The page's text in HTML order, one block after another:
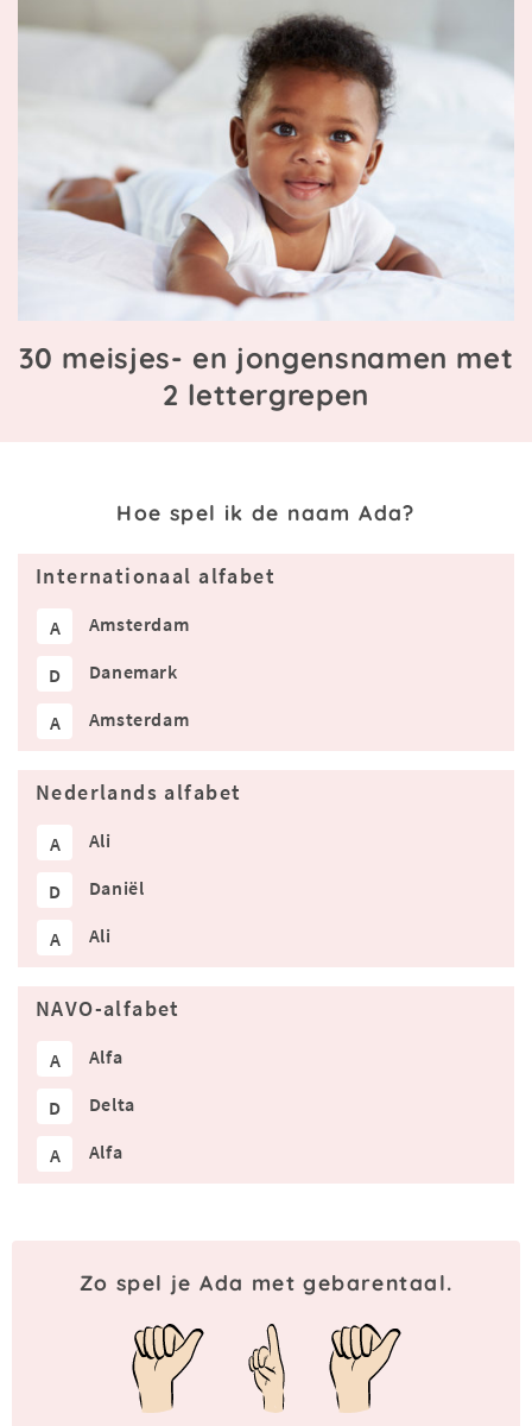
30 meisjes- en jongensnamen met
2 lettergrepen
Hoe spel ik de naam Ada?
Internationaal alfabet
A Amsterdam
D Danemark
A Amsterdam
Nederlands alfabet
A Ali
D Daniël
A Ali
NAVO-alfabet
A Alfa
D Delta
A Alfa
Zo spel je Ada met gebarentaal.